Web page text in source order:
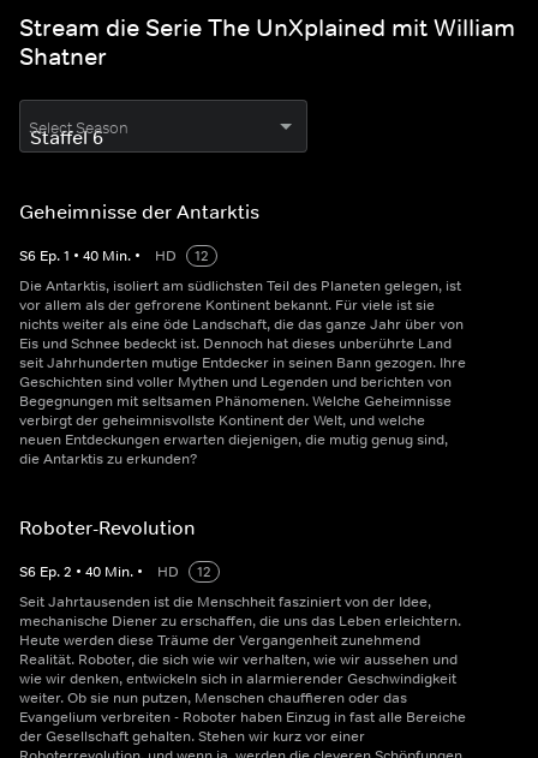
Stream die Serie The UnXplained mit William
Shatner
Select Season
Geheimnisse der Antarktis
S6 Ep.1 • 40 Min. • HD
12
Die Antarktis, isoliert am südlichsten Teil des Planeten gelegen, ist
vor allem als der gefrorene Kontinent bekannt. Für viele ist sie
nichts weiter als eine öde Landschaft, die das ganze Jahr über von
Eis und Schnee bedeckt ist. Dennoch hat dieses unberührte Land
seit Jahrhunderten mutige Entdecker in seinen Bann gezogen. Ihre
Geschichten sind voller Mythen und Legenden und berichten von
Begegnungen mit seltsamen Phänomenen. Welche Geheimnisse
verbirgt der geheimnisvollste Kontinent der Welt, und welche
neuen Entdeckungen erwarten diejenigen, die mutig genug sind,
die Antarktis zu erkunden?
Roboter-Revolution
S6 Ep.2 • 40 Min. • HD
12
Seit Jahrtausenden ist die Menschheit fasziniert von der Idee,
mechanische Diener zu erschaffen, die uns das Leben erleichtern.
Heute werden diese Träume der Vergangenheit zunehmend
Realität. Roboter, die sich wie wir verhalten, wie wir aussehen und
wie wir denken, entwickeln sich in alarmierender Geschwindigkeit
weiter. Ob sie nun putzen, Menschen chauffieren oder das
Evangelium verbreiten - Roboter haben Einzug in fast alle Bereiche
der Gesellschaft gehalten. Stehen wir kurz vor einer